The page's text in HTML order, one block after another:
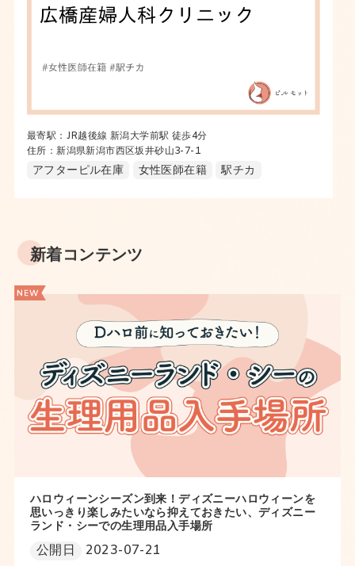
最寄駅：JR越後線 新潟大学前駅 徒歩4分
住所：新潟県新潟市西区坂井砂山3-7-1
アフターピル在庫 女性医師在籍 駅チカ
新着コンテンツ
ハロウィーンシーズン到来！ディズニーハロウィーンを
思いっきり楽しみたいなら抑えておきたい、ディズニー
ランド・シーでの生理用品入手場所
公開日 2023-07-21